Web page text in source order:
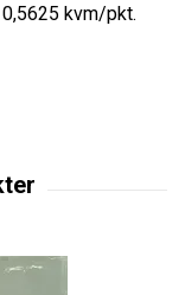
kvm/pkt.